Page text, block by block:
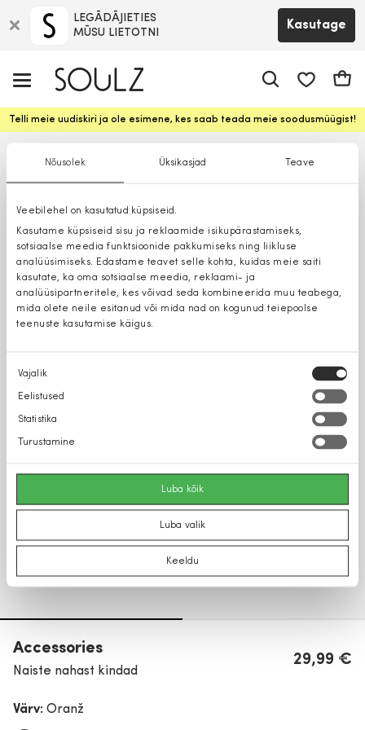
Nõusolek Üksikasjad Teave
Veebilehel on kasutatud küpsiseid.
Kasutame küpsiseid sisu ja reklaamide isikupärastamiseks,
sotsiaalse meedia funktsioonide pakkumiseks ning liikluse
analüüsimiseks. Edastame teavet selle kohta, kuidas meie saiti
kasutate, ka oma sotsiaalse meedia, reklaami- ja
analüüsipartneritele, kes võivad seda kombineerida muu teabega,
mida olete neile esitanud või mida nad on kogunud teiepoolse
teenuste kasutamise käigus.
Nõusoleku
valik
Vajalik
Eelistused
Statistika
Turustamine
Luba kõik
Luba valik
Keeldu
LEGĀDĀJIETIES
MŪSU LIETOTNI
Kasutage
Telli meie uudiskiri ja ole esimene, kes saab teada meie soodusmüügist!
Accessories
Naiste nahast kindad
29,99 €
Värv: Oranž